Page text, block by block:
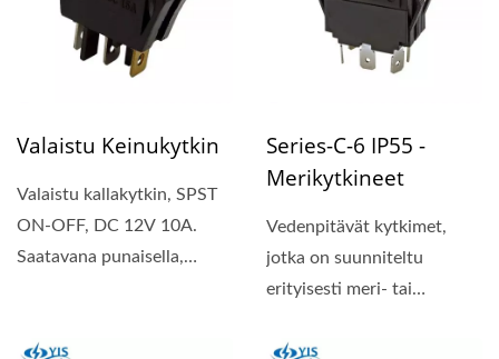
Valaistu Keinukytkin
Valaistu kallakytkin, SPST
ON-OFF, DC 12V 10A.
Saatavana punaisella,
Series-C-6 IP55 -
Merikytkineet
Vedenpitävät kytkimet,
jotka on suunniteltu
erityisesti meri- tai